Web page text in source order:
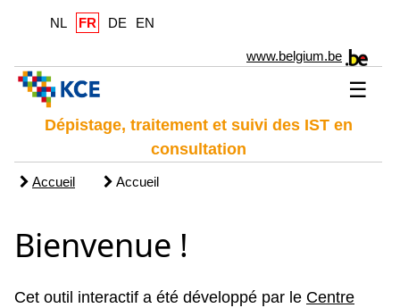
NL FR DE EN
www.belgium.be
☰
Dépistage, traitement et suivi des IST en
consultation
Accueil Accueil
Bienvenue !
Cet outil interactif a été développé par le Centre